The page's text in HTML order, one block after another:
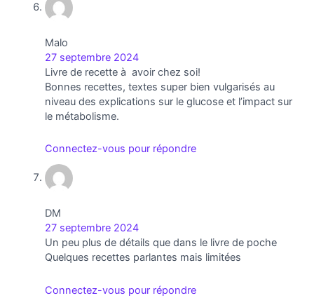
Malo
27 septembre 2024
Livre de recette à avoir chez soi!
Bonnes recettes, textes super bien vulgarisés au
niveau des explications sur le glucose et l’impact sur
le métabolisme.
Connectez-vous pour répondre
DM
27 septembre 2024
Un peu plus de détails que dans le livre de poche
Quelques recettes parlantes mais limitées
Connectez-vous pour répondre